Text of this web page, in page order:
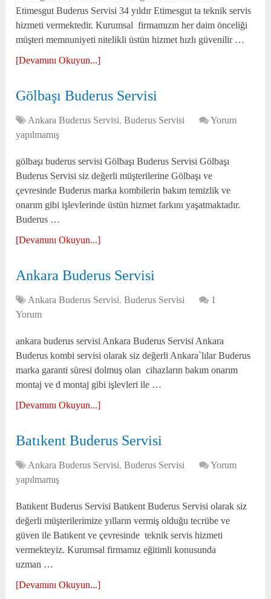
Etimesgut Buderus Servisi 34 yıldır Etimesgut ta teknik servis
hizmeti vermektedir. Kurumsal firmamızın her daim önceliği
müşteri memnuniyeti nitelikli üstün hizmet hızlı güvenilir …
[Devamını Okuyun...]
Gölbaşı Buderus Servisi
Ankara Buderus Servisi,Buderus Servisi
Yorum
yapılmamış
gölbaşı buderus servisi Gölbaşı Buderus Servisi Gölbaşı
Buderus Servisi siz değerli müşterilerine Gölbaşı ve
çevresinde Buderus marka kombilerin bakım temizlik ve
onarım gibi işlevlerinde üstün hizmet farkını yaşatmaktadır.
Buderus …
[Devamını Okuyun...]
Ankara Buderus Servisi
Ankara Buderus Servisi,Buderus Servisi
1
Yorum
ankara buderus servisi Ankara Buderus Servisi Ankara
Buderus kombi servisi olarak siz değerli Ankara`lılar Buderus
marka garanti süresi dolmuş olan cihazların bakım onarım
montaj ve d montaj gibi işlevleri ile …
[Devamını Okuyun...]
Batıkent Buderus Servisi
Ankara Buderus Servisi,Buderus Servisi
Yorum
yapılmamış
Batıkent Buderus Servisi Batıkent Buderus Servisi olarak siz
değerli müşterilerimize yılların vermiş olduğu tecrübe ve
güven ile Batıkent ve çevresinde teknik servis hizmeti
vermekteyiz. Kurumsal firmamız eğitimli konusunda
uzman …
[Devamını Okuyun...]